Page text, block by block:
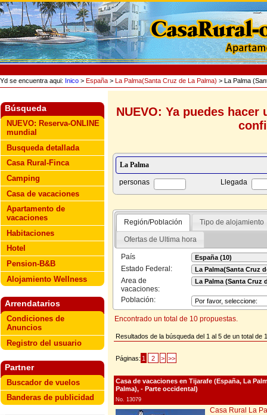
Yd se encuentra aqui: Inico > España > La Palma(Santa Cruz de La Palma) > La Palma
Búsqueda
NUEVO: Reserva-ONLINE
mundial
Busqueda detallada
Casa Rural-Finca
Camping
Casa de vacaciones
Apartamento de
vacaciones
Habitaciones
Hotel
Pension-B&B
Alojamiento Wellness
Arrendatarios
Condiciones de
Anuncios
Registro del usuario
Partner
Buscador de vuelos
Banderas de publicidad
NUEVO: Ya puedes
personas Llegada
Región/Población Tipo de alojamiento
Ofertas de Ultima hora
País
Estado Federal:
Area de
vacaciones:
Población:
Encontrado un total de 10 propuestas.
Resultados de la búsqueda del 1 al 5 de un total de
Páginas: 1 2 > >>
Casa de vacaciones en Tijarafe (España, La
Palma), - Parte occidental)
No. 13079
Casa Rural La